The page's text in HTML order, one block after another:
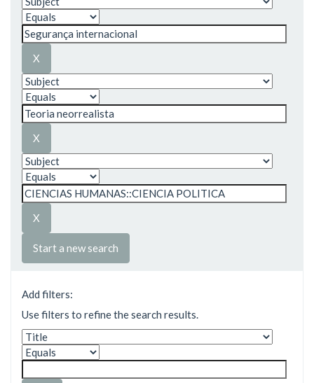
Start a new search
Add filters:
Use filters to refine the search results.